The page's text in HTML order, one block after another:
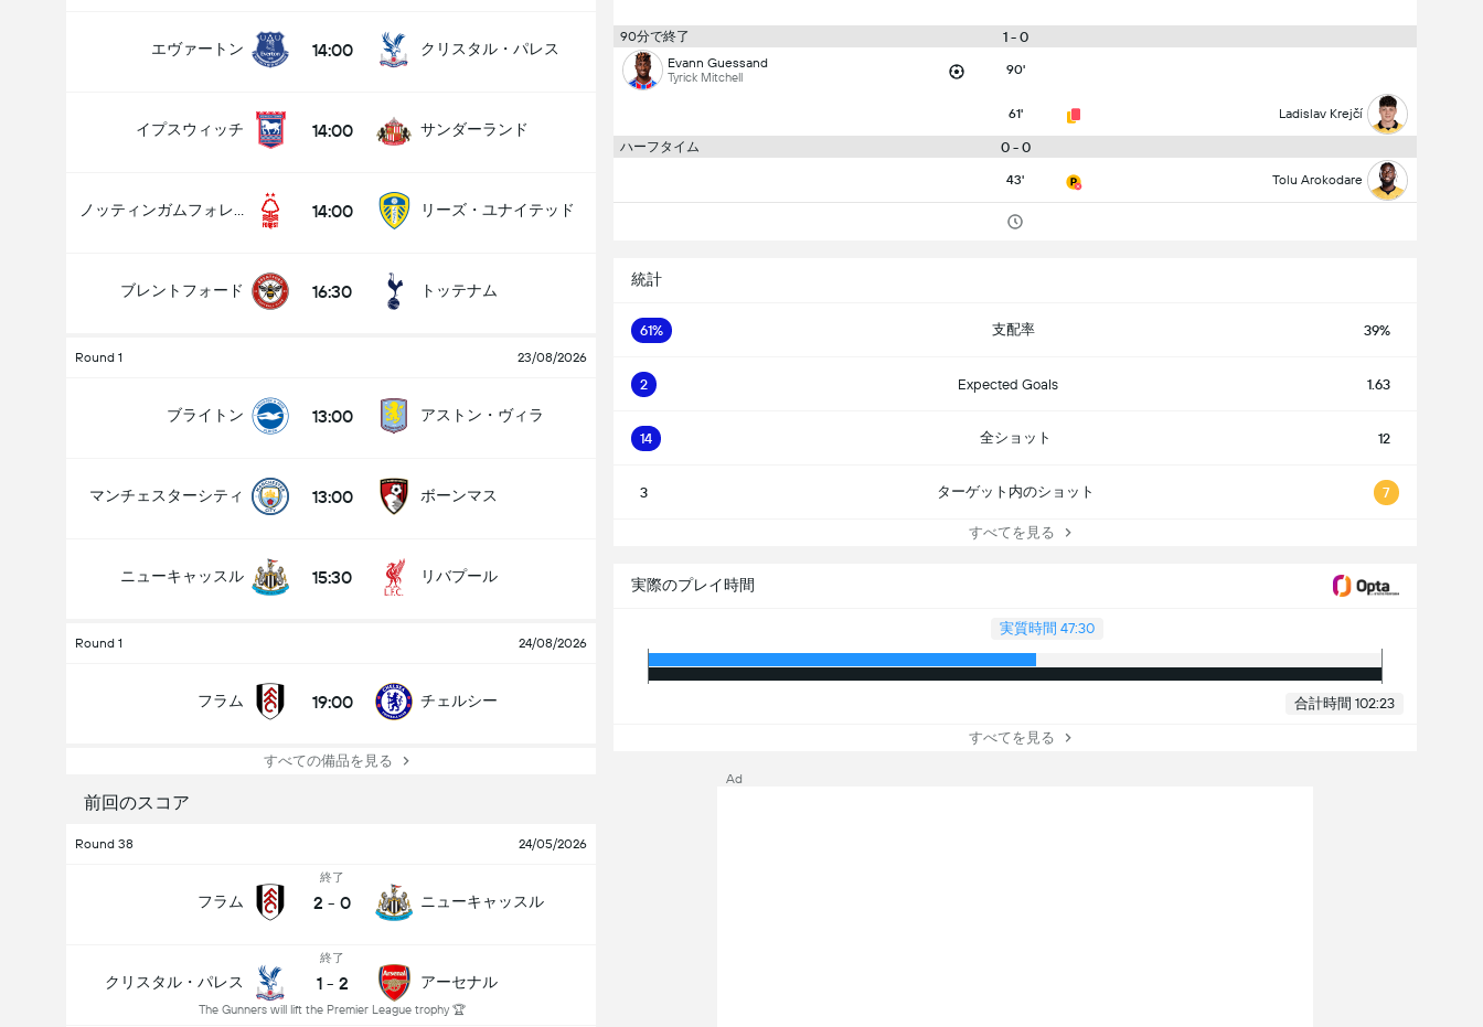
エヴァートン 14:00 クリスタル・パレス
イプスウィッチ 14:00 サンダーランド
14:00 リーズ・ユナイテッド
ブレントフォード 16:30 トッテナム
Round 1 23/08/2026
ブライトン 13:00 アストン・ヴィラ
マンチェスターシティ 13:00 ボーンマス
ニューキャッスル 15:30 リバプール
Round 1 24/08/2026
フラム 19:00 チェルシー
すべての備品を見る
前回のスコア
Round 38 24/05/2026
フラム
終了
2 - 0 ニューキャッスル
クリスタル・パレス
終了
1 - 2
The Gunners will lift the Premier League trophy 🏆
アーセナル
90分で終了 1 - 0
Evann Guessand
Tyrick Mitchell 90'
61' Ladislav Krejčí
ハーフタイム 0 - 0
43' Tolu Arokodare
統計
61% 支配率 39%
2 Expected Goals 1.63
14 全ショット 12
3 ターゲット内のショット 7
すべてを見る
実際のプレイ時間
実質時間 47:30
合計時間 102:23
すべてを見る
Ad